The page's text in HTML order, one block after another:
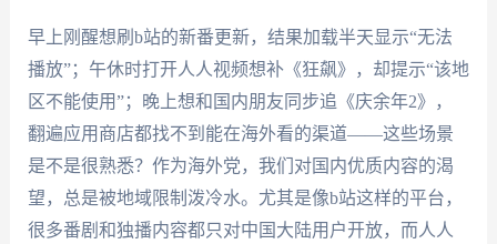
早上刚醒想刷b站的新番更新，结果加载半天显示“无法
播放”；午休时打开人人视频想补《狂飙》，却提示“该地
区不能使用”；晚上想和国内朋友同步追《庆余年2》，
翻遍应用商店都找不到能在海外看的渠道——这些场景
是不是很熟悉？作为海外党，我们对国内优质内容的渴
望，总是被地域限制泼冷水。尤其是像b站这样的平台，
很多番剧和独播内容都只对中国大陆用户开放，而人人